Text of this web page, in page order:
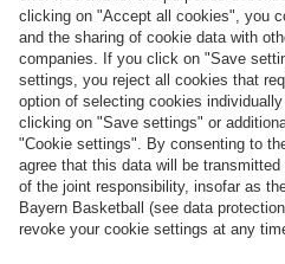
Paiement et livraison
FC Bayern Store App